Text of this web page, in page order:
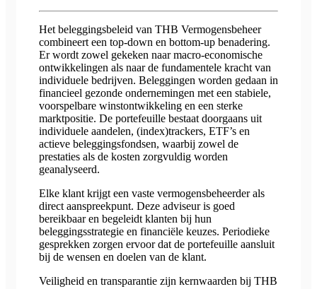
Het beleggingsbeleid van THB Vermogensbeheer
combineert een top-down en bottom-up benadering.
Er wordt zowel gekeken naar macro-economische
ontwikkelingen als naar de fundamentele kracht van
individuele bedrijven. Beleggingen worden gedaan in
financieel gezonde ondernemingen met een stabiele,
voorspelbare winstontwikkeling en een sterke
marktpositie. De portefeuille bestaat doorgaans uit
individuele aandelen, (index)trackers, ETF’s en
actieve beleggingsfondsen, waarbij zowel de
prestaties als de kosten zorgvuldig worden
geanalyseerd.
Elke klant krijgt een vaste vermogensbeheerder als
direct aanspreekpunt. Deze adviseur is goed
bereikbaar en begeleidt klanten bij hun
beleggingsstrategie en financiële keuzes. Periodieke
gesprekken zorgen ervoor dat de portefeuille aansluit
bij de wensen en doelen van de klant.
Veiligheid en transparantie zijn kernwaarden bij THB